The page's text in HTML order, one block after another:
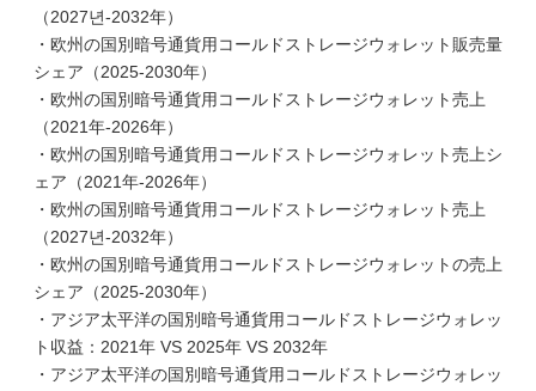
（2027년-2032年）
・欧州の国別暗号通貨用コールドストレージウォレット販売量
シェア（2025-2030年）
・欧州の国別暗号通貨用コールドストレージウォレット売上
（2021年-2026年）
・欧州の国別暗号通貨用コールドストレージウォレット売上シ
ェア（2021年-2026年）
・欧州の国別暗号通貨用コールドストレージウォレット売上
（2027년-2032年）
・欧州の国別暗号通貨用コールドストレージウォレットの売上
シェア（2025-2030年）
・アジア太平洋の国別暗号通貨用コールドストレージウォレッ
ト収益：2021年 VS 2025年 VS 2032年
・アジア太平洋の国別暗号通貨用コールドストレージウォレッ